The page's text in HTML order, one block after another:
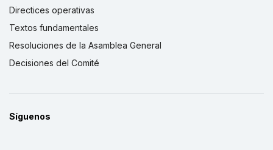
Directices operativas
Textos fundamentales
Resoluciones de la Asamblea General
Decisiones del Comité
Síguenos